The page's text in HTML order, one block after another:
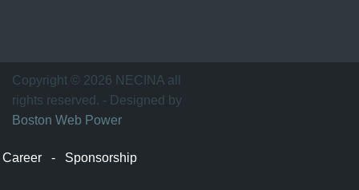
万
家
网
Copyright © 2026 NECINA all
rights reserved. - Designed by
Boston Web Power
Career - Sponsorship